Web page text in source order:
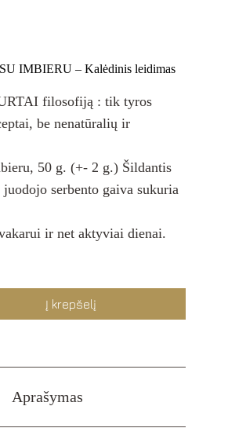
IMBIERU – Kalėdinis leidimas
filosofiją : tik tyros
be nenatūralių ir
50 g. (+- 2 g.) Šildantis
serbento gaiva sukuria
ir net aktyviai dienai.
Į krepšelį
Aprašymas